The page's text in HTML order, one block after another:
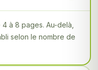
à 8 pages. Au-delà,
selon le nombre de